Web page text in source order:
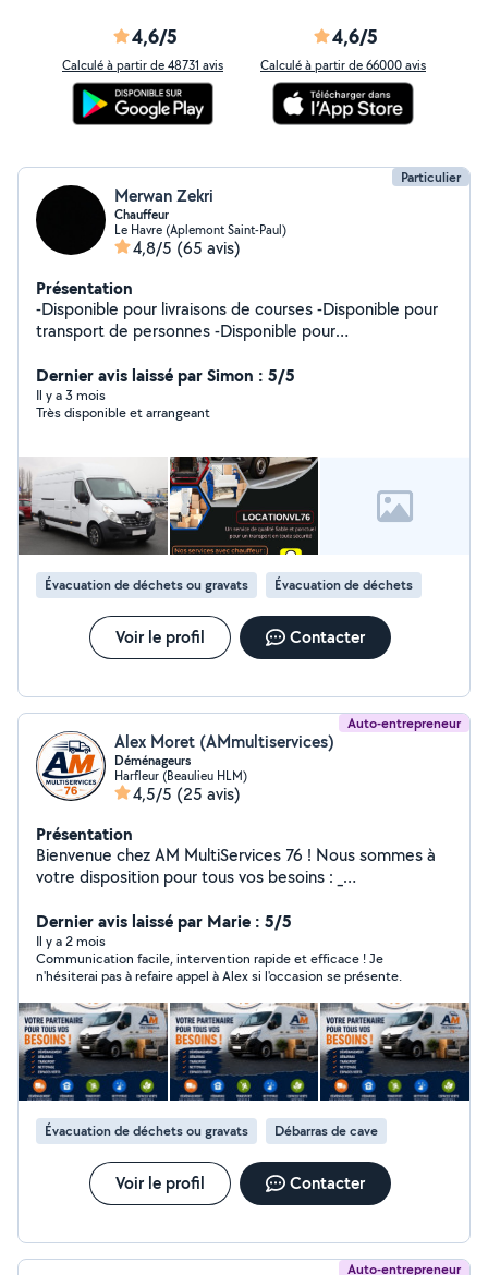
4,6/5
Calculé à partir de 48731 avis
4,6/5
Calculé à partir de 66000 avis
Particulier
Merwan Zekri
Chauffeur
Le Havre (Aplemont Saint-Paul)
4,8/5 (65 avis)
Présentation
-Disponible pour livraisons de courses -Disponible pour
transport de personnes -Disponible pour
Dernier avis laissé par Simon : 5/5
Il y a 3 mois
Très disponible et arrangeant
Évacuation de déchets ou gravats Évacuation de déchets
Voir le profil Contacter
Auto-entrepreneur
Alex Moret (AMmultiservices)
Déménageurs
Harfleur (Beaulieu HLM)
4,5/5 (25 avis)
Présentation
Bienvenue chez AM MultiServices 76 ! Nous sommes à
votre disposition pour tous vos besoins : _
chargement et déchargerment, Transport de meubles
colis ect ..., Débarras de maisons, caves, greniers,
garages et jardins, Nettoyage intérieur et extérieur,
espaces verts , Le Havre et alentours (76) Contactez-
nous dès aujourd'hui pour un devis gratuit !
Dernier avis laissé par Marie : 5/5
Il y a 2 mois
Communication facile, intervention rapide et efficace ! Je
n'hésiterai pas à refaire appel à Alex si l'occasion se présente.
Évacuation de déchets ou gravats Débarras de cave
Voir le profil Contacter
Auto-entrepreneur